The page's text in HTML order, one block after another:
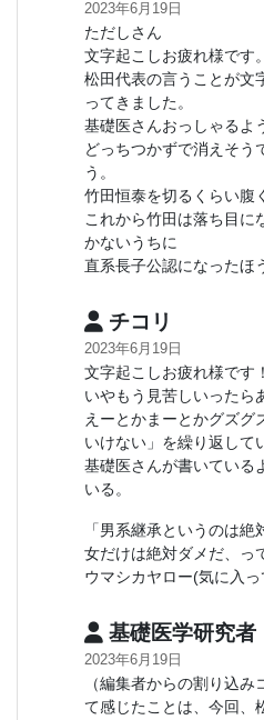
2023年6月19日
ただしさん
文字起こしお疲れ様です。
松田代表の言うことが文
ってきました。
基礎医さんおっしゃるよ
どっちつかずで消えそう
う。
竹田恒泰を切るくらい腹
これから竹田は落ち目に
かないうちに
直系長子公認になったほ
チコリ
2023年6月19日
文字起こしお疲れ様です！
いやもう見苦しいったら
えーとかまーとかグズグ
いけない」を繰り返して
基礎医さんが書いている
いる。
「男系継承というのは絶
女だけは絶対ダメだ、っ
ウマシカヤロー(気に入っ
基礎医学研究者
2023年6月19日
（編集者からの割り込
て感じたことは、今回、